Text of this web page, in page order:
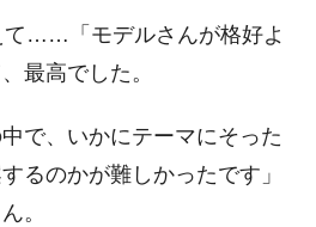
て……「モデルさんが格好よ
最高でした。
で、いかにテーマにそった
るのかが難しかったです」
。